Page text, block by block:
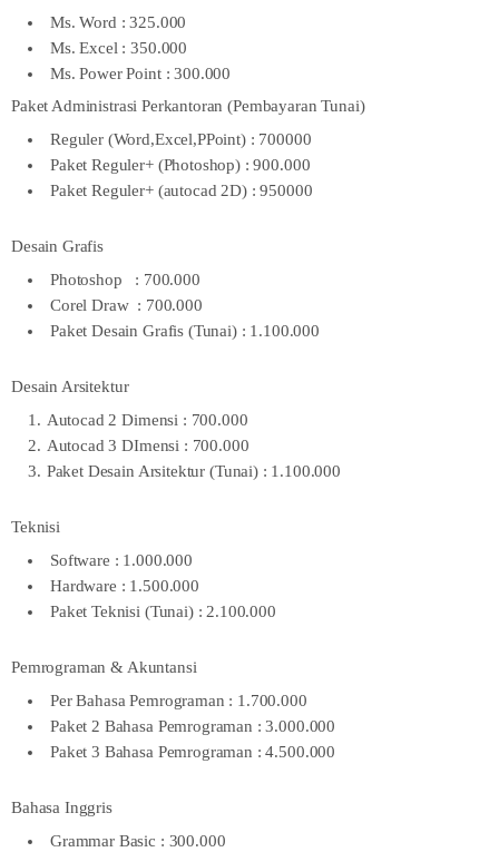
Ms. Word : 325.000
Ms. Excel : 350.000
Ms. Power Point : 300.000
Paket Administrasi Perkantoran (Pembayaran Tunai)
Reguler (Word,Excel,PPoint) : 700000
Paket Reguler+ (Photoshop) : 900.000
Paket Reguler+ (autocad 2D) : 950000
Desain Grafis
Photoshop : 700.000
Corel Draw : 700.000
Paket Desain Grafis (Tunai) : 1.100.000
Desain Arsitektur
Autocad 2 Dimensi : 700.000
Autocad 3 DImensi : 700.000
Paket Desain Arsitektur (Tunai) : 1.100.000
Teknisi
Software : 1.000.000
Hardware : 1.500.000
Paket Teknisi (Tunai) : 2.100.000
Pemrograman & Akuntansi
Per Bahasa Pemrograman : 1.700.000
Paket 2 Bahasa Pemrograman : 3.000.000
Paket 3 Bahasa Pemrograman : 4.500.000
Bahasa Inggris
Grammar Basic : 300.000